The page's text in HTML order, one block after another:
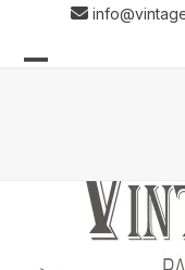
content